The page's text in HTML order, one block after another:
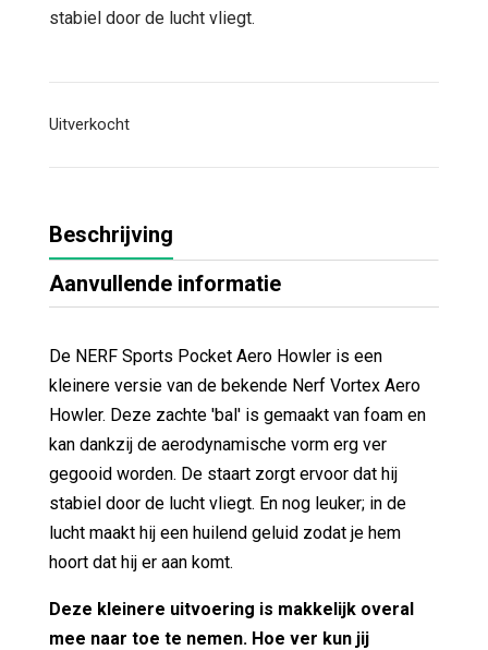
stabiel door de lucht vliegt.
Uitverkocht
Beschrijving
Aanvullende informatie
De NERF Sports Pocket Aero Howler is een
kleinere versie van de bekende Nerf Vortex Aero
Howler. Deze zachte 'bal' is gemaakt van foam en
kan dankzij de aerodynamische vorm erg ver
gegooid worden. De staart zorgt ervoor dat hij
stabiel door de lucht vliegt. En nog leuker; in de
lucht maakt hij een huilend geluid zodat je hem
hoort dat hij er aan komt.
Deze kleinere uitvoering is makkelijk overal
mee naar toe te nemen. Hoe ver kun jij